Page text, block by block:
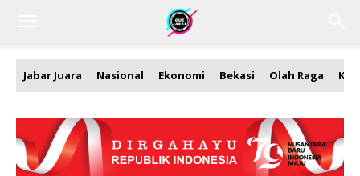
Jabar Juara Nasional Ekonomi Bekasi Olah Raga